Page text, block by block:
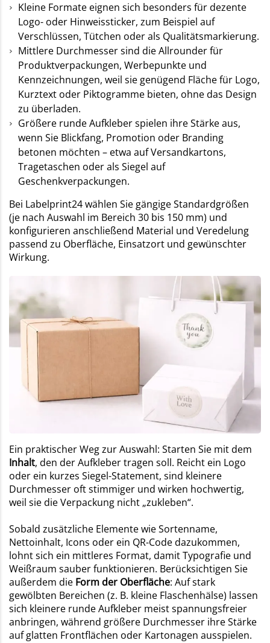
Kleine Formate eignen sich besonders für dezente
Logo- oder Hinweissticker, zum Beispiel auf
Verschlüssen, Tütchen oder als Qualitätsmarkierung.
Mittlere Durchmesser sind die Allrounder für
Produktverpackungen, Werbepunkte und
Kennzeichnungen, weil sie genügend Fläche für Logo,
Kurztext oder Piktogramme bieten, ohne das Design
zu überladen.
Größere runde Aufkleber spielen ihre Stärke aus,
wenn Sie Blickfang, Promotion oder Branding
betonen möchten – etwa auf Versandkartons,
Tragetaschen oder als Siegel auf
Geschenkverpackungen.
Bei Labelprint24 wählen Sie gängige Standardgrößen
(je nach Auswahl im Bereich 30 bis 150 mm) und
konfigurieren anschließend Material und Veredelung
passend zu Oberfläche, Einsatzort und gewünschter
Wirkung.
Ein praktischer Weg zur Auswahl: Starten Sie mit dem
Inhalt, den der Aufkleber tragen soll. Reicht ein Logo
oder ein kurzes Siegel-Statement, sind kleinere
Durchmesser oft stimmiger und wirken hochwertig,
weil sie die Verpackung nicht „zukleben“.
Sobald zusätzliche Elemente wie Sortenname,
Nettoinhalt, Icons oder ein QR-Code dazukommen,
lohnt sich ein mittleres Format, damit Typografie und
Weißraum sauber funktionieren. Berücksichtigen Sie
außerdem die Form der Oberfläche: Auf stark
gewölbten Bereichen (z. B. kleine Flaschenhälse) lassen
sich kleinere runde Aufkleber meist spannungsfreier
anbringen, während größere Durchmesser ihre Stärke
auf glatten Frontflächen oder Kartonagen ausspielen.